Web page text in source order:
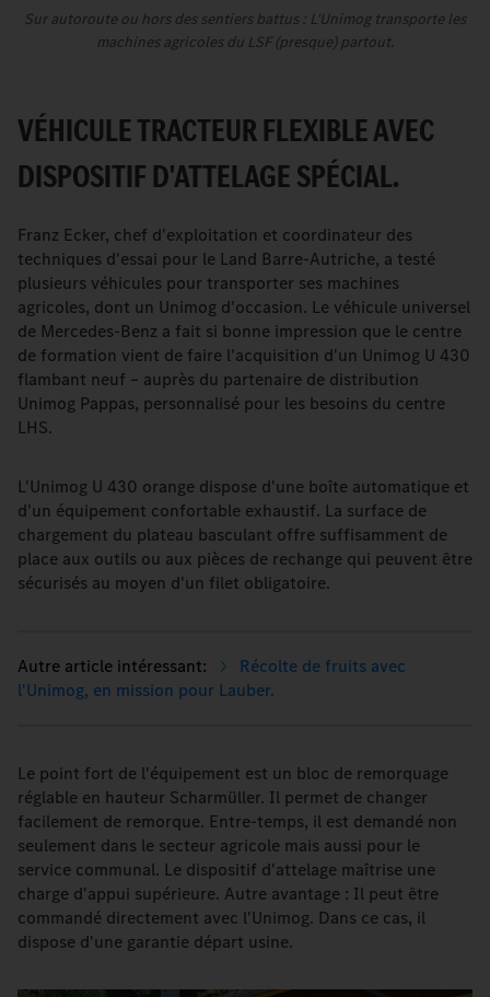
Sur autoroute ou hors des sentiers battus : L'Unimog transporte les
machines agricoles du LSF (presque) partout.
VÉHICULE TRACTEUR FLEXIBLE AVEC
DISPOSITIF D'ATTELAGE SPÉCIAL.
Franz Ecker, chef d'exploitation et coordinateur des
techniques d'essai pour le Land Barre-Autriche, a testé
plusieurs véhicules pour transporter ses machines
agricoles, dont un Unimog d'occasion. Le véhicule universel
de Mercedes-Benz a fait si bonne impression que le centre
de formation vient de faire l'acquisition d'un Unimog U 430
flambant neuf – auprès du partenaire de distribution
Unimog Pappas, personnalisé pour les besoins du centre
LHS.
L'Unimog U 430 orange dispose d'une boîte automatique et
d'un équipement confortable exhaustif. La surface de
chargement du plateau basculant offre suffisamment de
place aux outils ou aux pièces de rechange qui peuvent être
sécurisés au moyen d'un filet obligatoire.
Récolte de fruits avec
l'Unimog, en mission pour Lauber.
Le point fort de l'équipement est un bloc de remorquage
réglable en hauteur Scharmüller. Il permet de changer
facilement de remorque. Entre-temps, il est demandé non
seulement dans le secteur agricole mais aussi pour le
service communal. Le dispositif d'attelage maîtrise une
charge d'appui supérieure. Autre avantage : Il peut être
commandé directement avec l'Unimog. Dans ce cas, il
dispose d'une garantie départ usine.